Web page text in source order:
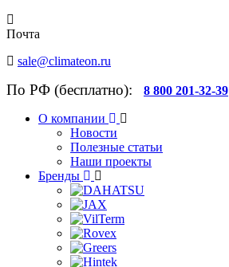
Почта
sale@climateon.ru
По РФ (бесплатно): 8 800 201-32-39
О компании
Новости
Полезные статьи
Наши проекты
Бренды